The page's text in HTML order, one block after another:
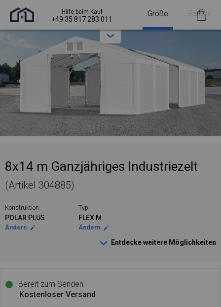
Hilfe beim Kauf
+49 35 817 283 011
Größe Farben
8x14 m Ganzjähriges Industriezelt
(Artikel 304885)
Konstruktion
POLAR PLUS
Ändern
Typ
FLEX M
Ändern
Entdecke weitere Möglichkeiten
Bereit zum Senden
Kostenloser Versand